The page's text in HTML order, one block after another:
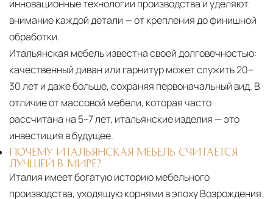
инновационные технологии производства и уделяют
внимание каждой детали — от крепления до финишной
обработки.
Итальянская мебель известна своей долговечностью:
качественный диван или гарнитур может служить 20–
30 лет и даже больше, сохраняя первоначальный вид. В
отличие от массовой мебели, которая часто
рассчитана на 5–7 лет, итальянские изделия — это
инвестиция в будущее.
ПОЧЕМУ ИТАЛЬЯНСКАЯ МЕБЕЛЬ СЧИТАЕТСЯ
ЛУЧШЕЙ В МИРЕ?
Италия имеет богатую историю мебельного
производства, уходящую корнями в эпоху Возрождения.